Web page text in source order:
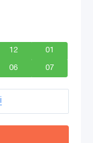
12 01
06 07